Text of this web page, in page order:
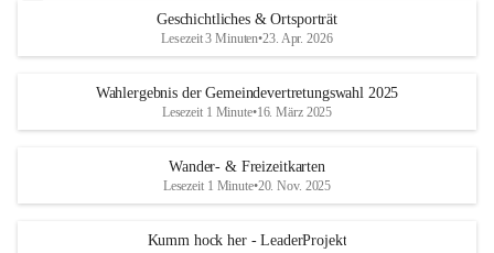
Geschichtliches & Ortsporträt
Lesezeit 3 Minuten•23. Apr. 2026
Wahlergebnis der Gemeindevertretungswahl 2025
Lesezeit 1 Minute•16. März 2025
Wander- & Freizeitkarten
Lesezeit 1 Minute•20. Nov. 2025
Kumm hock her - LeaderProjekt